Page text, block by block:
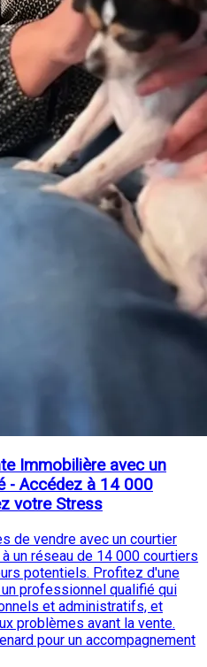
Immobilière avec un
- Accédez à 14 000
votre Stress
de vendre avec un courtier
un réseau de 14 000 courtiers
potentiels. Profitez d'une
professionnel qualifié qui
et administratifs, et
problèmes avant la vente.
pour un accompagnement